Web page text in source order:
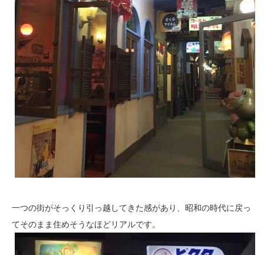
一つの街がそっくり引っ越してきた感があり、昭和の時代に戻っ
てそのまま住めそうなほどリアルです。